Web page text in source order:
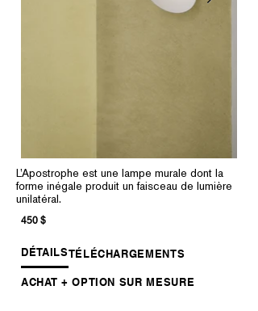
L’Apostrophe est une lampe murale dont la
forme inégale produit un faisceau de lumière
unilatéral.
450 $
DÉTAILSTÉLÉCHARGEMENTS
ACHAT + OPTION SUR MESURE